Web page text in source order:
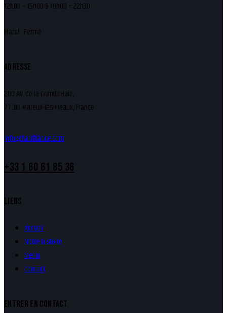
12h00 – 15h00 & 19h00 – 22h30
Mardi : Fermé
ADRESSE
200 Av. de la GrandeHaie,
77100 Mareuil-lès-Meaux, France
info@ranifrance.com
+33 1 60 61 85 36
LIENS
Accueil
Notre histoire
Menu
Contact
ENTRER EN CONTACT